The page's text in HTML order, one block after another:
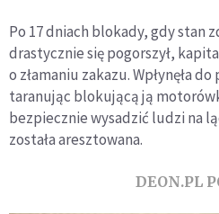
Po 17 dniach blokady, gdy stan
drastycznie się pogorszył,
o złamaniu zakazu. Wpłynęła
taranując blokującą ją
bezpiecznie wysadzić ludzi na
została aresztowana.
DEON.PL